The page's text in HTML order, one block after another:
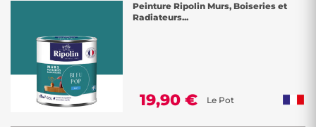
Peinture Ripolin Murs, Boiseries et
Radiateurs...
19,90 € Le Pot